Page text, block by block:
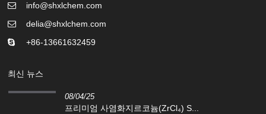
info@shxlchem.com
delia@shxlchem.com
+86-13661632459
최신 뉴스
08/04/25
프리미엄 사염화지르코늄(ZrCl₄) S...